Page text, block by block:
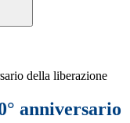
della liberazione
anniversario